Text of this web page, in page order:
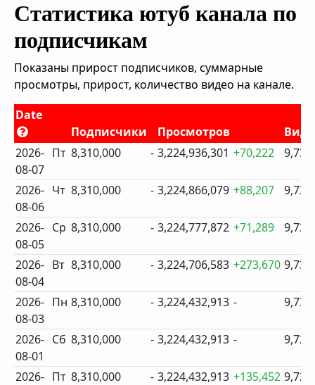
Статистика ютуб канала по
подписчикам
Показаны прирост подписчиков, суммарные
просмотры, прирост, количество видео на канале.
Date
Подписчики
Просмотров
2026-
08-07
Пт 8,310,000 - 3,224,936,301 +70,222 9,733
2026-
08-06
Чт 8,310,000 - 3,224,866,079 +88,207 9,732
2026-
08-05
Ср 8,310,000 - 3,224,777,872 +71,289 9,732
2026-
08-04
Вт 8,310,000 - 3,224,706,583 +273,670 9,731
2026-
08-03
Пн 8,310,000 - 3,224,432,913 - 9,730
2026-
08-01
Сб 8,310,000 - 3,224,432,913 - 9,729
2026- Пт 8,310,000 - 3,224,432,913 +135,452 9,729